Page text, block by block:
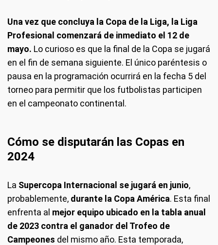
Una vez que concluya la Copa de la Liga, la Liga
Profesional comenzará de inmediato el 12 de
mayo. Lo curioso es que la final de la Copa se jugará
en el fin de semana siguiente. El único paréntesis o
pausa en la programación ocurrirá en la fecha 5 del
torneo para permitir que los futbolistas participen
en el campeonato continental.
Cómo se disputarán las Copas en
2024
La Supercopa Internacional se jugará en junio,
probablemente, durante la Copa América. Esta final
enfrenta al mejor equipo ubicado en la tabla anual
de 2023 contra el ganador del Trofeo de
Campeones del mismo año. Esta temporada,